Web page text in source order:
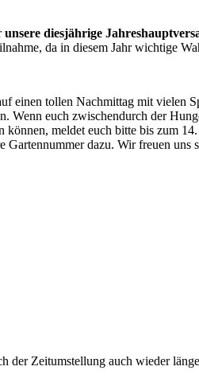
unsere diesjährige
da in diesem Jahr wichtige
einen tollen Nachmittag mit vielen
euch zwischendurch der
meldet euch bitte bis zum
dazu. Wir freuen
der Zeitumstellung auch wieder